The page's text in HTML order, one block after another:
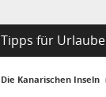
Tipps für
Die Kanarischen Inseln